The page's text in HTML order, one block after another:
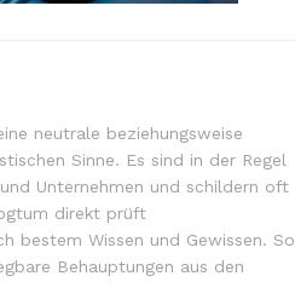
neutrale beziehungsweise
Sinne. Es sind in der Regel
Unternehmen und schildern oft
direkt prüft
bestem Wissen und Gewissen. So
Behauptungen aus den